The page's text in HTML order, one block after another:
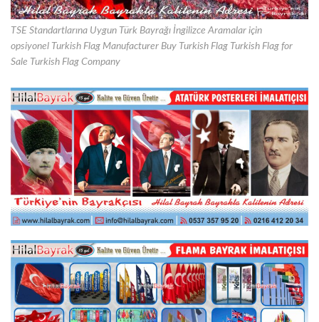
TSE Standartlarına Uygun Türk Bayrağı İngilizce Aramalar için
opsiyonel Turkish Flag Manufacturer Buy Turkish Flag Turkish Flag for
Sale Turkish Flag Company